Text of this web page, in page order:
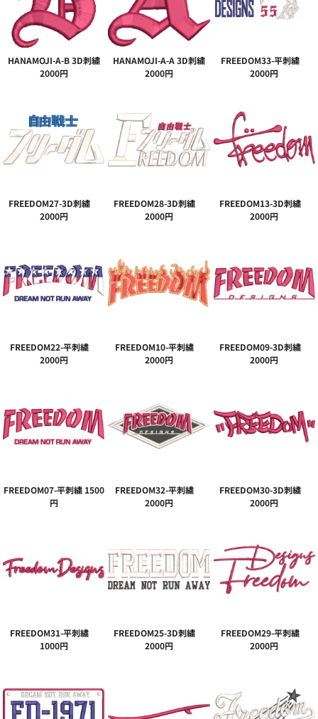
HANAMOJI-A-B 3D刺繍
2000円
HANAMOJI-A-A 3D刺繍
2000円
FREEDOM33-平刺繍
2000円
FREEDOM27-3D刺繍
2000円
FREEDOM28-3D刺繍
2000円
FREEDOM13-3D刺繍
2000円
FREEDOM22-平刺繍
2000円
FREEDOM10-平刺繍
2000円
FREEDOM09-3D刺繍
2000円
FREEDOM07-平刺繍 1500
円
FREEDOM32-平刺繍
2000円
FREEDOM30-3D刺繍
2000円
FREEDOM31-平刺繍
1000円
FREEDOM25-3D刺繍
2000円
FREEDOM29-平刺繍
2000円